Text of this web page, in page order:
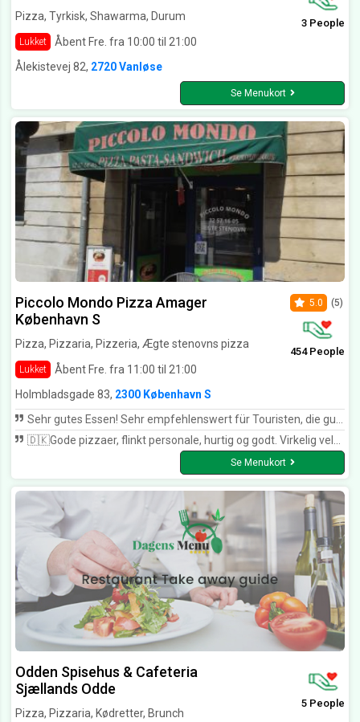
Pizza, Tyrkisk, Shawarma, Durum
Lukket Åbent Fre. fra 10:00 til 21:00
3 People
Ålekistevej 82, 2720 Vanløse
Se Menukort
Piccolo Mondo Pizza Amager
København S
Pizza, Pizzaria, Pizzeria, Ægte stenovns pizza
Lukket Åbent Fre. fra 11:00 til 21:00
5.0 (5)
454 People
Holmbladsgade 83, 2300 København S
Sehr gutes Essen! Sehr empfehlenswert für Touristen, die gut Essen wollen 😃
🇩🇰Gode pizzaer, flinkt personale, hurtig og godt. Virkelig velsmagende,🇩🇰
Se Menukort
Odden Spisehus & Cafeteria
Sjællands Odde
Pizza, Pizzaria, Kødretter, Brunch
5 People